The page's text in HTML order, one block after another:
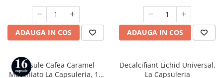
ADAUGA IN COS ADAUGA IN COS
Capsule Cafea Caramel
Macchiato La Capsuleria, 16
Decalcifiant Lichid Universal,
La Capsuleria